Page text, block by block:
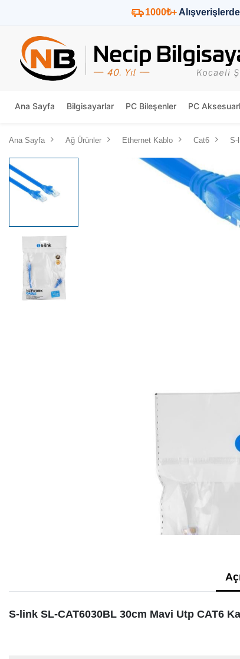
1000₺+
Ana Sayfa Bilgisayarlar PC Bileşenler PC
Ana Sayfa Ağ Ürünler Ethernet Kablo Cat6 S-
S-link SL-CAT6030BL 30cm Mavi Utp CAT6